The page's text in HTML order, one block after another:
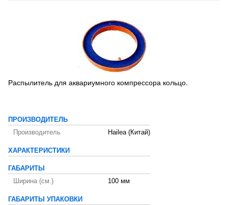
Распылитель для аквариумного компрессора кольцо.
ПРОИЗВОДИТЕЛЬ
Производитель
Hailea (Китай)
ХАРАКТЕРИСТИКИ
ГАБАРИТЫ
Ширина (см.)
100 мм
ГАБАРИТЫ УПАКОВКИ